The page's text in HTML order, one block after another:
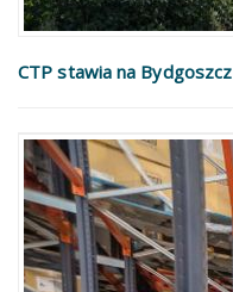
CTP stawia na Bydgoszcz